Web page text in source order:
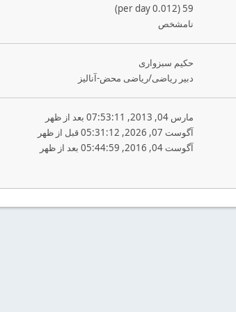
59 (0.012 per day)
نامشخص
حکیم سبزواری
دبیر ریاضی/ریاضی محض-آنالیز
مارس 04, 2013, 07:53:11 بعد از ظهر
آگوست 07, 2026, 05:31:12 قبل از ظهر
آگوست 04, 2016, 05:44:59 بعد از ظهر